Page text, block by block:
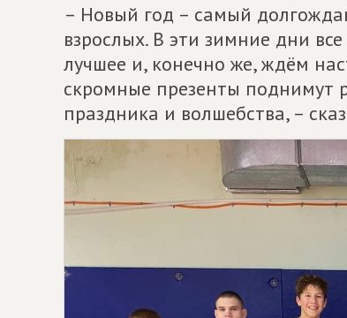
– Новый год – самый
взрослых. В эти зимние дни
лучшее и, конечно же, ждём
скромные презенты поднимут
праздника и волшебства, –